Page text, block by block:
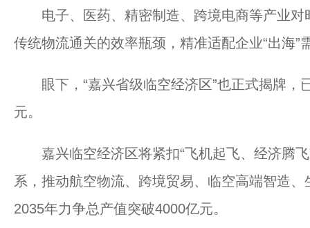
电子、医药、精密制造、跨境电商等产业对
传统物流通关的效率瓶颈，精准适配企业“出海”
眼下，“嘉兴省级临空经济区”也正式揭牌，
元。
嘉兴临空经济区将紧扣“飞机起飞、经济腾飞
系，推动航空物流、跨境贸易、临空高端智造
2035年力争总产值突破4000亿元。